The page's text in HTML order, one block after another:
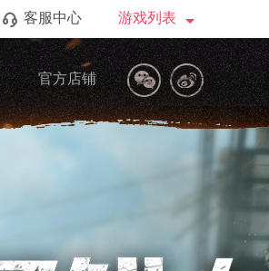
游戏列表
客服中心
官方店铺